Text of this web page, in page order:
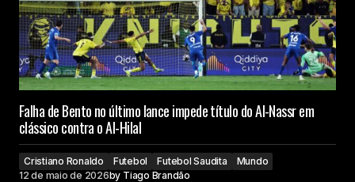
Falha de Bento no último lance impede título do Al-Nassr em
clássico contra o Al-Hilal
Cristiano Ronaldo Futebol Futebol Saudita
Mundo
12 de maio de 2026by Tiago Brandão